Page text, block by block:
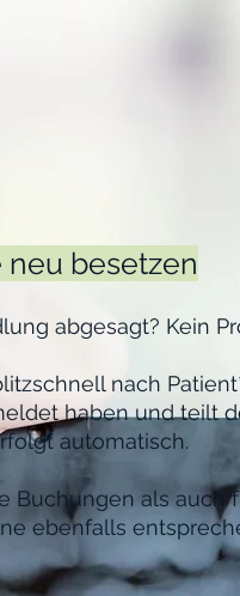
neu besetzen
abgesagt? Kein
nach
haben und teilt
automatisch.
Buchungen als auch
ebenfalls